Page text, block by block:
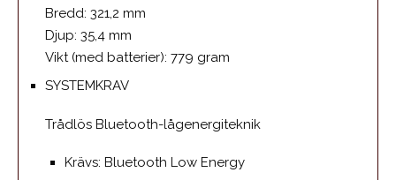
Bredd: 321,2 mm
Djup: 35,4 mm
Vikt (med batterier): 779 gram
SYSTEMKRAV
Trådlös Bluetooth-lågenergiteknik
Krävs: Bluetooth Low Energy